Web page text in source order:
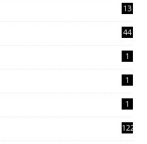
13
44
1
1
1
122